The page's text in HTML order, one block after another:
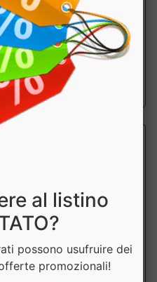
dal design audace e
....
AB881
al listino
possono usufruire dei
promozionali!